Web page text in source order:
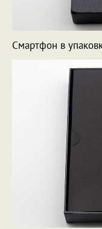
Смартфон в